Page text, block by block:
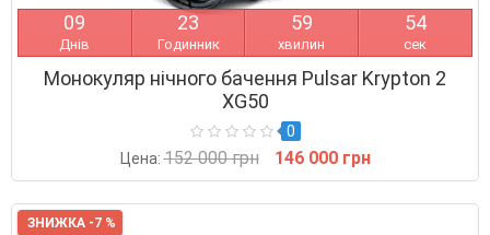
09
Днів
23
Годинник
59
хвилин
53
сек
Монокуляр нічного бачення Pulsar Krypton 2
XG50
0
Цена:152 000 грн 146 000 грн
ЗНИЖКА -7 %